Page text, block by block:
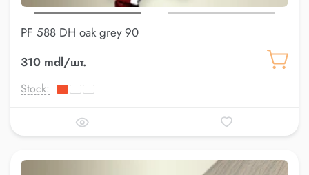
PF 588 DH oak grey 90
310 mdl/шт.
Stock: